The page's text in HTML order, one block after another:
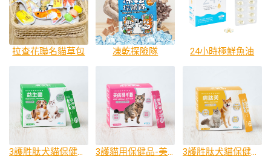
拉查花聯名貓草包 凍乾探險隊 24小時極鮮魚油
3護胜肽犬貓保健品-膚肽美